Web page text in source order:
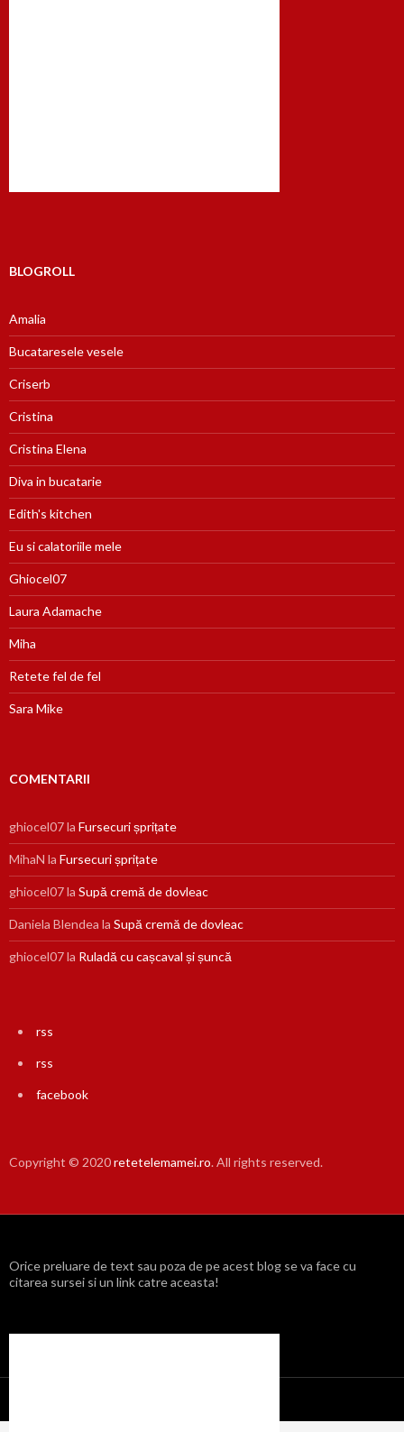
BLOGROLL
Amalia
Bucataresele vesele
Criserb
Cristina
Cristina Elena
Diva in bucatarie
Edith's kitchen
Eu si calatoriile mele
Ghiocel07
Laura Adamache
Miha
Retete fel de fel
Sara Mike
COMENTARII
ghiocel07la Fursecuri șprițate
MihaN la Fursecuri șprițate
ghiocel07la Supă cremă de dovleac
Daniela Blendea la Supă cremă de dovleac
ghiocel07la Ruladă cu cașcaval și șuncă
rss
rss
facebook
Copyright © 2020retetelemamei.ro. All rights reserved.
Orice preluare de text sau poza de pe acest blog se va face cu
citarea sursei si un link catre aceasta!